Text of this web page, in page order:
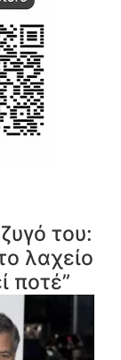
του:
λαχείο
ποτέ”